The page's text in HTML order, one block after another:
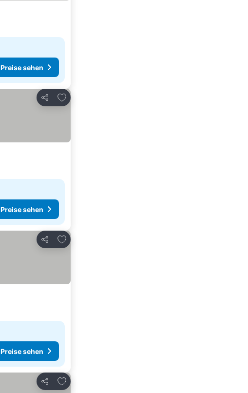
Preise sehen
Teilen
Zu Favoriten hinzufügen
Preise sehen
Teilen
Zu Favoriten hinzufügen
Preise sehen
Teilen
Zu Favoriten hinzufügen